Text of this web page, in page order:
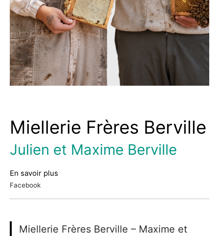
Miellerie Frères Berville
Julien et Maxime Berville
En savoir plus
Facebook
Miellerie Frères Berville – Maxime et